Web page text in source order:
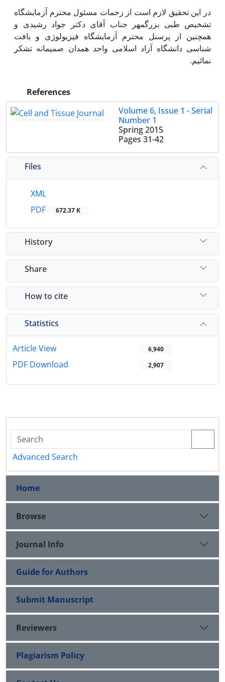
در این تحقیق لازم است از زحمات مسئول محترم آزمایشگاه
تشخیص طبی بزرگمهر جناب آقای دکتر جواد رشیدی و
همچنین از پرسنل محترم آزمایشگاه فیزیولوژی و بافت
شناسی دانشگاه آزاد اسلامی واحد همدان صمیمانه تشکر
نمائیم.
References
Volume 6, Issue 1 - Serial
Number 1
Spring 2015
Pages 31-42
Files
XML
PDF
672.37 K
History
Share
How to cite
Statistics
Article View 6,940
PDF Download 2,907
Advanced Search
Home
Browse
Journal Info
Guide for Authors
Submit Manuscript
Reviewers
Plagiarism Policy